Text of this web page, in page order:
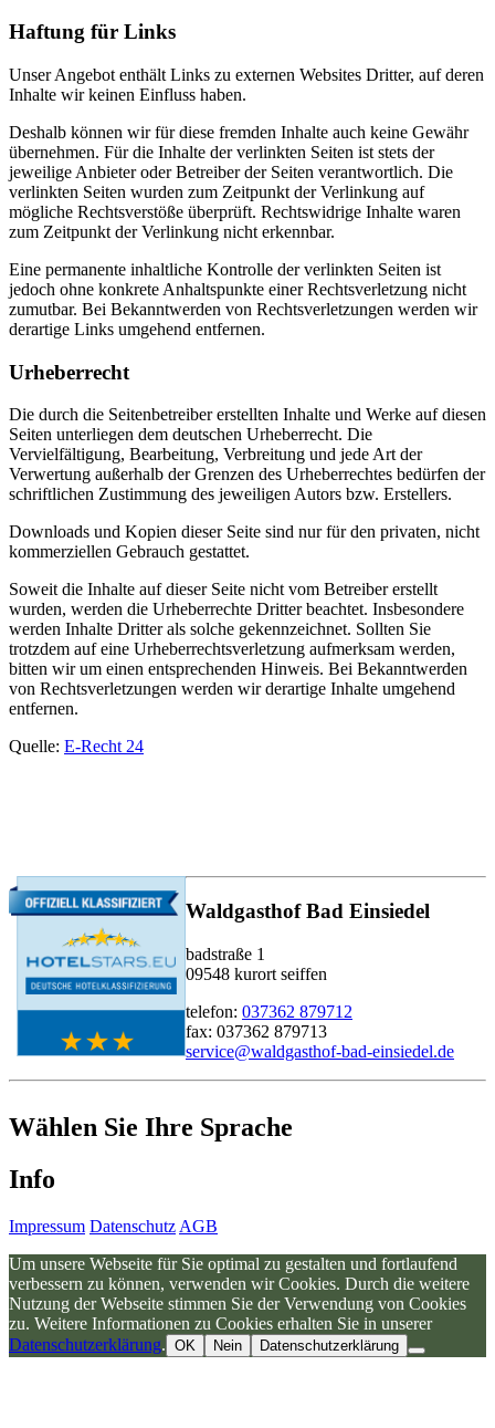
Haftung für Links
Unser Angebot enthält Links zu externen Websites Dritter, auf deren
Inhalte wir keinen Einfluss haben.
Deshalb können wir für diese fremden Inhalte auch keine Gewähr
übernehmen. Für die Inhalte der verlinkten Seiten ist stets der
jeweilige Anbieter oder Betreiber der Seiten verantwortlich. Die
verlinkten Seiten wurden zum Zeitpunkt der Verlinkung auf
mögliche Rechtsverstöße überprüft. Rechtswidrige Inhalte waren
zum Zeitpunkt der Verlinkung nicht erkennbar.
Eine permanente inhaltliche Kontrolle der verlinkten Seiten ist
jedoch ohne konkrete Anhaltspunkte einer Rechtsverletzung nicht
zumutbar. Bei Bekanntwerden von Rechtsverletzungen werden wir
derartige Links umgehend entfernen.
Urheberrecht
Die durch die Seitenbetreiber erstellten Inhalte und Werke auf diesen
Seiten unterliegen dem deutschen Urheberrecht. Die
Vervielfältigung, Bearbeitung, Verbreitung und jede Art der
Verwertung außerhalb der Grenzen des Urheberrechtes bedürfen der
schriftlichen Zustimmung des jeweiligen Autors bzw. Erstellers.
Downloads und Kopien dieser Seite sind nur für den privaten, nicht
kommerziellen Gebrauch gestattet.
Soweit die Inhalte auf dieser Seite nicht vom Betreiber erstellt
wurden, werden die Urheberrechte Dritter beachtet. Insbesondere
werden Inhalte Dritter als solche gekennzeichnet. Sollten Sie
trotzdem auf eine Urheberrechtsverletzung aufmerksam werden,
bitten wir um einen entsprechenden Hinweis. Bei Bekanntwerden
von Rechtsverletzungen werden wir derartige Inhalte umgehend
entfernen.
Quelle: E-Recht 24
Waldgasthof Bad Einsiedel
badstraße 1
09548 kurort seiffen
telefon: 037362 879712
fax: 037362 879713
service@waldgasthof-bad-einsiedel.de
Wählen Sie Ihre Sprache
Info
Impressum Datenschutz AGB
Um unsere Webseite für Sie optimal zu gestalten und fortlaufend
verbessern zu können, verwenden wir Cookies. Durch die weitere
Nutzung der Webseite stimmen Sie der Verwendung von Cookies
zu. Weitere Informationen zu Cookies erhalten Sie in unserer
Datenschutzerklärung. OK Nein Datenschutzerklärung